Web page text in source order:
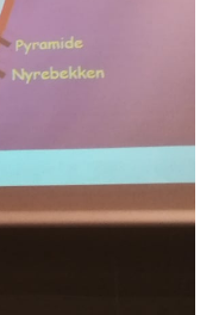
om kurs: Å leve
sjelden diagnose
program for
helg!
for likepersonskurs